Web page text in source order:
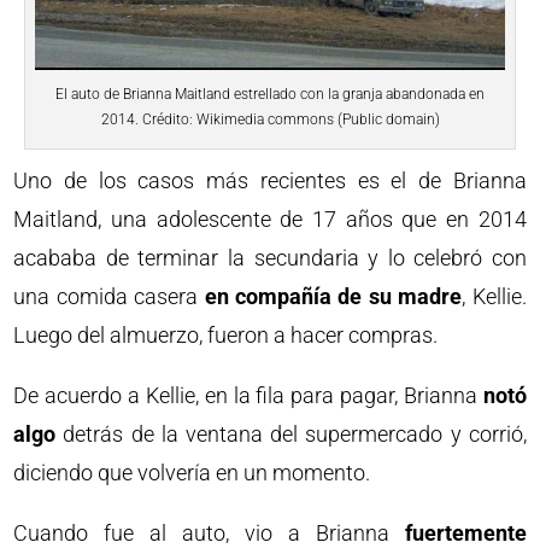
El auto de Brianna Maitland estrellado con la granja abandonada en
2014. Crédito: Wikimedia commons (Public domain)
Uno de los casos más recientes es el de Brianna
Maitland, una adolescente de 17 años que en 2014
acababa de terminar la secundaria y lo celebró con
una comida casera en compañía de su madre, Kellie.
Luego del almuerzo, fueron a hacer compras.
De acuerdo a Kellie, en la fila para pagar, Brianna notó
algo detrás de la ventana del supermercado y corrió,
diciendo que volvería en un momento.
Cuando fue al auto, vio a Brianna fuertemente